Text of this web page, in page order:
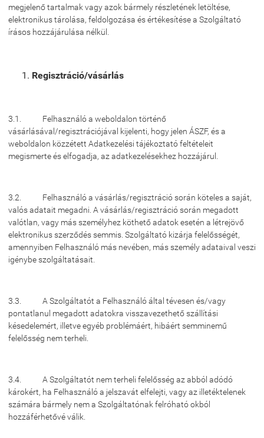
megjelenő tartalmak vagy azok bármely részletének letöltése,
elektronikus tárolása, feldolgozása és értékesítése a Szolgáltató
írásos hozzájárulása nélkül.
Regisztráció/vásárlás
3.1. Felhasználó a weboldalon történő
vásárlásával/regisztrációjával kijelenti, hogy jelen ÁSZF, és a
weboldalon közzétett Adatkezelési tájékoztató feltételeit
megismerte és elfogadja, az adatkezelésekhez hozzájárul.
3.2. Felhasználó a vásárlás/regisztráció során köteles a saját,
valós adatait megadni. A vásárlás/regisztráció során megadott
valótlan, vagy más személyhez köthető adatok esetén a létrejövő
elektronikus szerződés semmis. Szolgáltató kizárja felelősségét,
amennyiben Felhasználó más nevében, más személy adataival veszi
igénybe szolgáltatásait.
3.3. A Szolgáltatót a Felhasználó által tévesen és/vagy
pontatlanul megadott adatokra visszavezethető szállítási
késedelemért, illetve egyéb problémáért, hibáért semminemű
felelősség nem terheli.
3.4. A Szolgáltatót nem terheli felelősség az abból adódó
károkért, ha Felhasználó a jelszavát elfelejti, vagy az illetéktelenek
számára bármely nem a Szolgáltatónak felróható okból
hozzáférhetővé válik.